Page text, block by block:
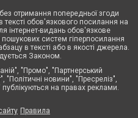
отримання попередньої згоди
обов'язкового посилання на
інтернет-видань обов'язкове
систем гіперпосилання
в тексті або в якості джерела.
Законом.
"Промо", "Партнерський
"Політичні новини", "Пресреліз",
на правах реклами.
Правила